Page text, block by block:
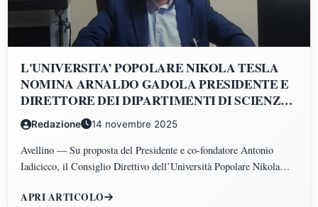
L'UNIVERSITA’ POPOLARE NIKOLA TESLA
NOMINA ARNALDO GADOLA PRESIDENTE E
DIRETTORE DEI DIPARTIMENTI DI SCIENZE
GIURIDICHE, ECONOMICHE, SCIENZE
POLITICHE, PSICOLOGIA, SCIENZE UMANE,
FILOSOFIA E PEDAGOGIA
Redazione 14 novembre 2025
Avellino — Su proposta del Presidente e co-fondatore Antonio
Iadicicco, il Consiglio Direttivo dell’Università Popolare Nikola
Dipartimenti di Scienze Giuridiche ed Economiche, Scienze
APRI ARTICOLO